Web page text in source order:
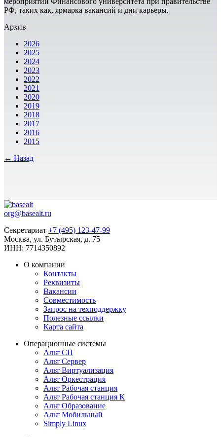
РФ, таких как, ярмарка вакансий и дни карьеры.
Архив
2026
2025
2024
2023
2022
2021
2020
2019
2018
2017
2016
2015
← Назад
org@basealt.ru
Секретариат +7 (495) 123-47-99
Москва, ул. Бутырская, д. 75
ИНН: 7714350892
О компании
Контакты
Реквизиты
Вакансии
Совместимость
Запрос на техподдержку
Полезные ссылки
Карта сайта
Операционные системы
Альт СП
Альт Сервер
Альт Виртуализация
Альт Оркестрация
Альт Рабочая станция
Альт Рабочая станция К
Альт Образование
Альт Мобильный
Simply Linux